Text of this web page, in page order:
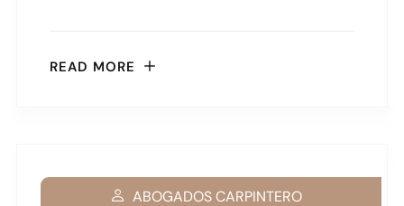
READ MORE
ABOGADOS CARPINTERO